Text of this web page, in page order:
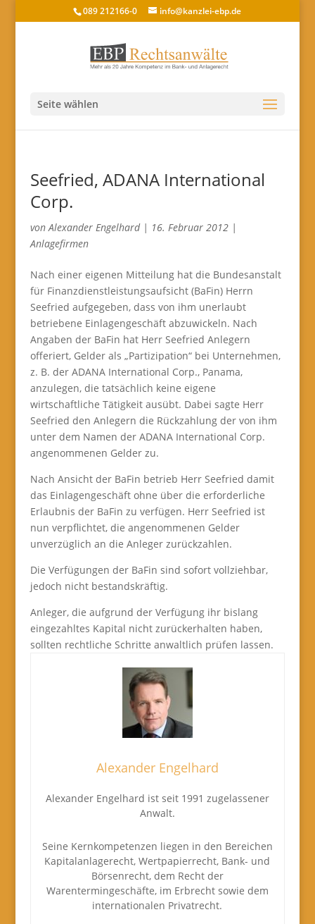
089 212166-0 info@kanzlei-ebp.de
Seite wählen
Seefried, ADANA International
Corp.
vonAlexander Engelhard| 16. Februar 2012|
Anlagefirmen
Nach einer eigenen Mitteilung hat die Bundesanstalt
für Finanzdienstleistungsaufsicht (BaFin) Herrn
Seefried aufgegeben, dass von ihm unerlaubt
betriebene Einlagengeschäft abzuwickeln. Nach
Angaben der BaFin hat Herr Seefried Anlegern
offeriert, Gelder als „Partizipation“ bei Unternehmen,
z. B. der ADANA International Corp., Panama,
anzulegen, die tatsächlich keine eigene
wirtschaftliche Tätigkeit ausübt. Dabei sagte Herr
Seefried den Anlegern die Rückzahlung der von ihm
unter dem Namen der ADANA International Corp.
angenommenen Gelder zu.
Nach Ansicht der BaFin betrieb Herr Seefried damit
das Einlagengeschäft ohne über die erforderliche
Erlaubnis der BaFin zu verfügen. Herr Seefried ist
nun verpflichtet, die angenommenen Gelder
unverzüglich an die Anleger zurückzahlen.
Die Verfügungen der BaFin sind sofort vollziehbar,
jedoch nicht bestandskräftig.
Anleger, die aufgrund der Verfügung ihr bislang
eingezahltes Kapital nicht zurückerhalten haben,
sollten rechtliche Schritte anwaltlich prüfen lassen.
Alexander Engelhard
Alexander Engelhard ist seit 1991 zugelassener
Anwalt.
Seine Kernkompetenzen liegen in den Bereichen
Kapitalanlagerecht, Wertpapierrecht, Bank- und
Börsenrecht, dem Recht der
Warentermingeschäfte, im Erbrecht sowie dem
internationalen Privatrecht.